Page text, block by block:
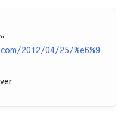
2012/04/25/%e6%9